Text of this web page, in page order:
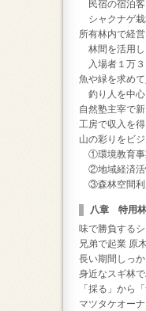
民宿の宿泊客
シャクナゲ栽
所有林内で経
林間を活用し
入場者１万３
魚や緑を求め
釣り人を中心
自然塾主宰で
工房で収入を
山の彩りをビ
①環境教育事
②地域経済活
③森林空間利
八章 特用林
味で勝負する
兄弟で起業 原
長い期間しっ
身近なスギ林
「採る」から
マツタケオー